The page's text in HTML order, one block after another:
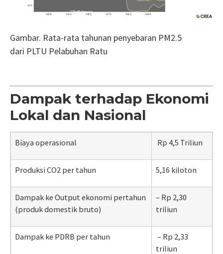
Gambar. Rata-rata tahunan penyebaran PM2.5
dari PLTU Pelabuhan Ratu
Dampak terhadap Ekonomi
Lokal dan Nasional
Biaya operasional Rp 4,5 Triliun
Produksi CO2 per tahun 5,16 kiloton
Dampak ke Output ekonomi pertahun
(produk domestik bruto)
– Rp 2,30
triliun
Dampak ke PDRB per tahun
– Rp 2,33
triliun